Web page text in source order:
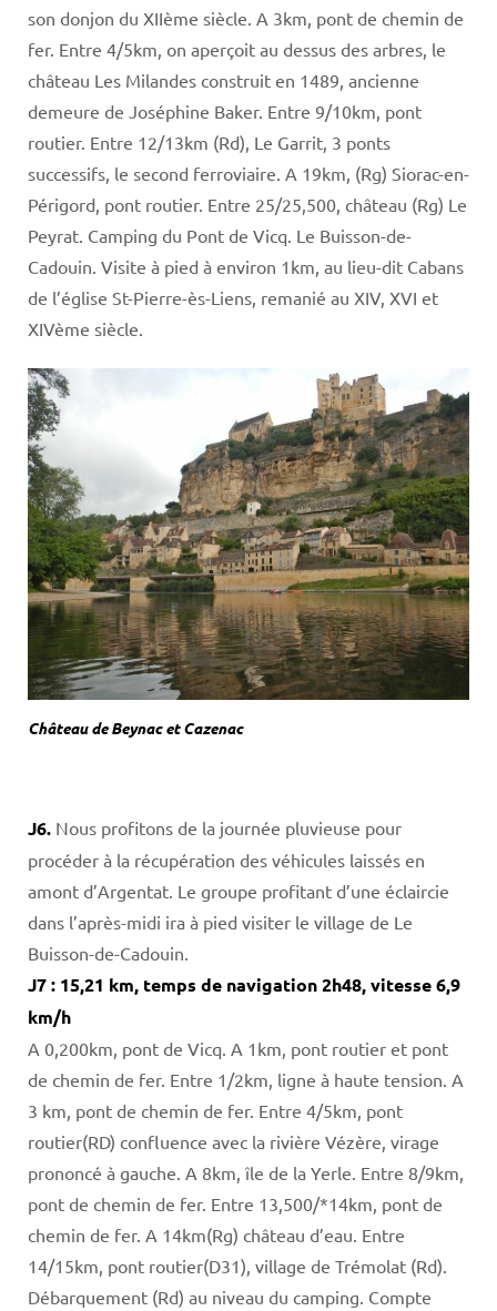
son donjon du XIIème siècle. A 3km, pont de chemin de
fer. Entre 4/5km, on aperçoit au dessus des arbres, le
château Les Milandes construit en 1489, ancienne
demeure de Joséphine Baker. Entre 9/10km, pont
routier. Entre 12/13km (Rd), Le Garrit, 3 ponts
successifs, le second ferroviaire. A 19km, (Rg) Siorac-en-
Périgord, pont routier. Entre 25/25,500, château (Rg) Le
Peyrat. Camping du Pont de Vicq. Le Buisson-de-
Cadouin. Visite à pied à environ 1km, au lieu-dit Cabans
de l’église St-Pierre-ès-Liens, remanié au XIV, XVI et
XIVème siècle.
Château de Beynac et Cazenac
J6. Nous profitons de la journée pluvieuse pour
procéder à la récupération des véhicules laissés en
amont d’Argentat. Le groupe profitant d’une éclaircie
dans l’après-midi ira à pied visiter le village de Le
Buisson-de-Cadouin.
J7 : 15,21 km, temps de navigation 2h48, vitesse 6,9
km/h
A 0,200km, pont de Vicq. A 1km, pont routier et pont
de chemin de fer. Entre 1/2km, ligne à haute tension. A
3 km, pont de chemin de fer. Entre 4/5km, pont
routier(RD) confluence avec la rivière Vézère, virage
prononcé à gauche. A 8km, île de la Yerle. Entre 8/9km,
pont de chemin de fer. Entre 13,500/*14km, pont de
chemin de fer. A 14km(Rg) château d’eau. Entre
14/15km, pont routier(D31), village de Trémolat (Rd).
Débarquement (Rd) au niveau du camping. Compte